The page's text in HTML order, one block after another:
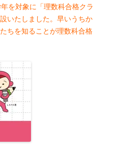
を対象に「理数科合格クラ
いたしました。早いうちか
ちを知ることが理数科合格